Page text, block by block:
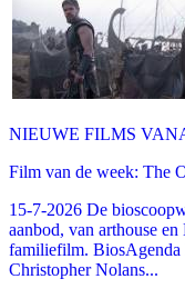
NIEUWE FILMS
Film van de week: The
15-7-2026 De
aanbod, van arthouse
familiefilm. BiosAgenda
Christopher Nolans...